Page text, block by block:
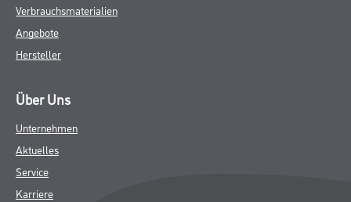
Verbrauchsmaterialien
Angebote
Hersteller
Über Uns
Unternehmen
Aktuelles
Service
Karriere